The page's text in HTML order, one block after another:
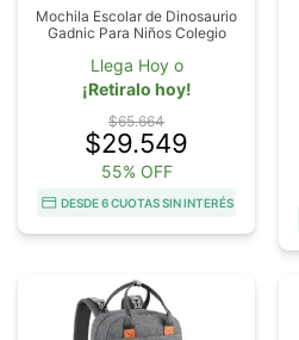
Mochila Escolar de Dinosaurio
Gadnic Para Niños Colegio
Llega Hoy o
¡Retiralo hoy!
$65.664
$29.549
55% OFF
DESDE 6 CUOTAS SIN INTERÉS